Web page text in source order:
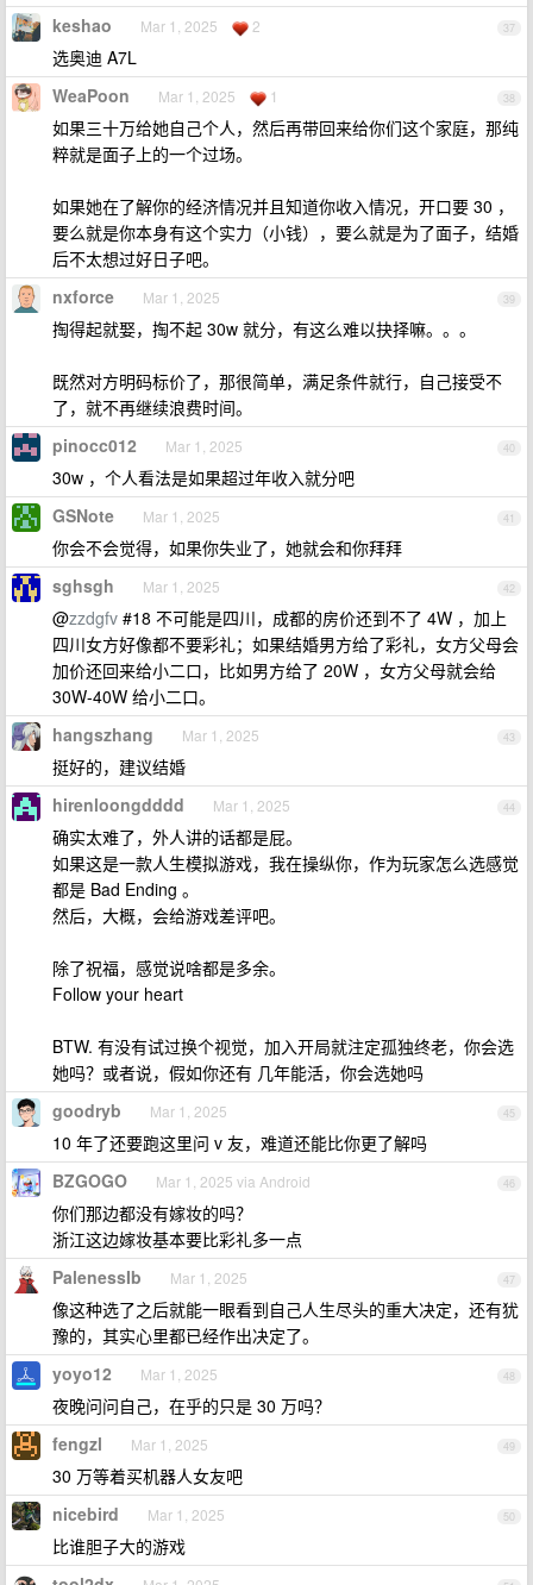
37
keshao Mar 1, 2025 2
选奥迪 A7L
38
WeaPoon Mar 1, 2025 1
如果三十万给她自己个人，然后再带回来给你们这个家庭，那纯
粹就是面子上的一个过场。
如果她在了解你的经济情况并且知道你收入情况，开口要 30 ，
要么就是你本身有这个实力（小钱），要么就是为了面子，结婚
后不太想过好日子吧。
39
nxforce Mar 1, 2025
掏得起就娶，掏不起 30w 就分，有这么难以抉择嘛。。。
既然对方明码标价了，那很简单，满足条件就行，自己接受不
了，就不再继续浪费时间。
40
pinocc012 Mar 1, 2025
30w ，个人看法是如果超过年收入就分吧
41
GSNote Mar 1, 2025
你会不会觉得，如果你失业了，她就会和你拜拜
42
sghsgh Mar 1, 2025
@zzdgfv #18 不可能是四川，成都的房价还到不了 4W ，加上
四川女方好像都不要彩礼；如果结婚男方给了彩礼，女方父母会
加价还回来给小二口，比如男方给了 20W ，女方父母就会给
30W-40W 给小二口。
43
hangszhang Mar 1, 2025
挺好的，建议结婚
44
hirenloongdddd Mar 1, 2025
确实太难了，外人讲的话都是屁。
如果这是一款人生模拟游戏，我在操纵你，作为玩家怎么选感觉
都是 Bad Ending 。
然后，大概，会给游戏差评吧。
除了祝福，感觉说啥都是多余。
Follow your heart
BTW. 有没有试过换个视觉，加入开局就注定孤独终老，你会选
她吗？或者说，假如你还有 几年能活，你会选她吗
45
goodryb Mar 1, 2025
10 年了还要跑这里问 v 友，难道还能比你更了解吗
46
BZGOGO Mar 1, 2025 via Android
你们那边都没有嫁妆的吗？
浙江这边嫁妆基本要比彩礼多一点
47
PalenessIb Mar 1, 2025
像这种选了之后就能一眼看到自己人生尽头的重大决定，还有犹
豫的，其实心里都已经作出决定了。
48
yoyo12 Mar 1, 2025
夜晚问问自己，在乎的只是 30 万吗？
49
fengzl Mar 1, 2025
30 万等着买机器人女友吧
50
nicebird Mar 1, 2025
比谁胆子大的游戏